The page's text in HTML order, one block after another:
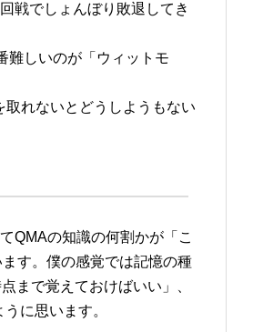
戦でしょんぼり敗退してき
難しいのが「ウィットモ
れないとどうしようもない
QMAの知識の何割かが「こ
す。僕の感覚では記憶の種
まで覚えておけばいい」、
に思います。